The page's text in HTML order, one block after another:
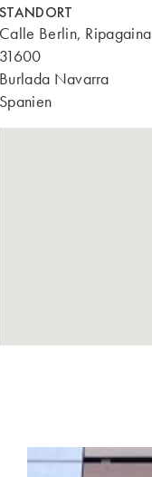
STANDORT
Calle Berlin, Ripagaina
31600
Burlada Navarra
Spanien